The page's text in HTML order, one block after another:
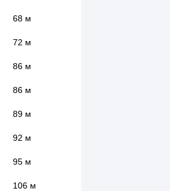
68 м
72 м
86 м
86 м
89 м
92 м
95 м
106 м